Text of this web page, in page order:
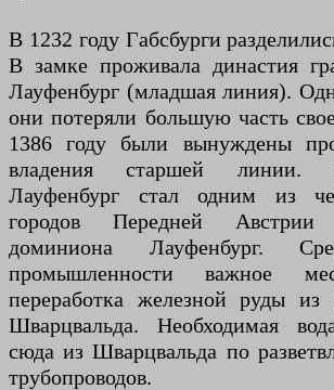
В 1232 году Габсбурги
В замке проживала династия
Лауфенбург (младшая линия).
они потеряли большую часть
1386 году были вынуждены
владения старшей линии.
Лауфенбург стал одним из
городов Передней
доминиона Лауфенбург.
промышленности важное
переработка железной руды
Шварцвальда. Необходимая
сюда из Шварцвальда по
трубопроводов.